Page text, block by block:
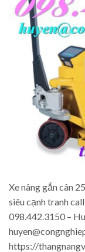
Xe nâng gắn cân
siêu cạnh tranh
098.442.3150 –
https://